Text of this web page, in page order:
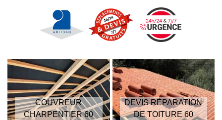
COUVREUR
CHARPENTIER 60
DEVIS RÉPARATION
DE TOITURE 60